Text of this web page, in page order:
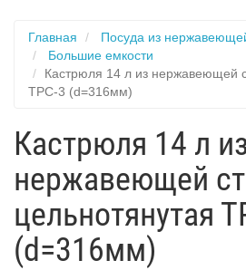
Главная
Посуда из
Большие емкости
Кастрюля 14 л из нержавеющей
ТРС-3 (d=316мм)
Кастрюля 14 л
нержавеющей
цельнотянутая
(d=316мм)